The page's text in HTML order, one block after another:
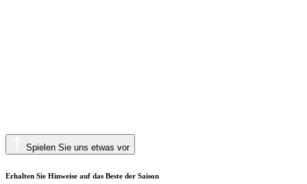
Spielen Sie uns etwas vor
Erhalten Sie Hinweise auf das Beste der Saison